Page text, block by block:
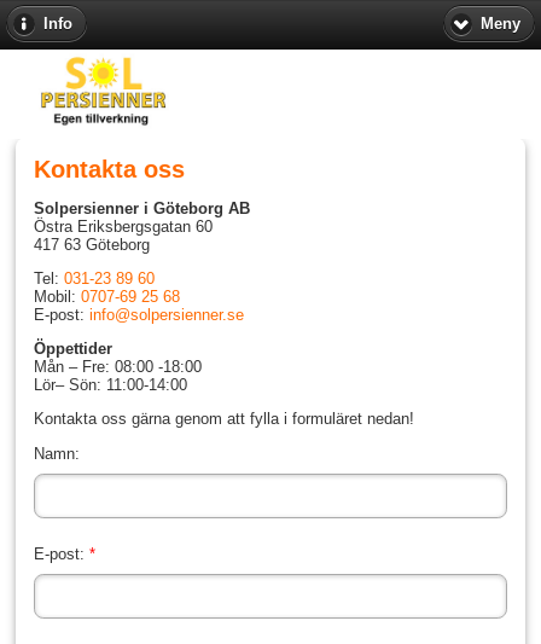
Info Meny
Kontakta oss
Solpersienner i Göteborg AB
Östra Eriksbergsgatan 60
417 63 Göteborg
Tel:031-23 89 60
Mobil:0707-69 25 68
E-post:info@solpersienner.se
Öppettider
Mån – Fre: 08:00 -18:00
Lör– Sön: 11:00-14:00
Kontakta oss gärna genom att fylla i formuläret nedan!
Namn:
E-post: